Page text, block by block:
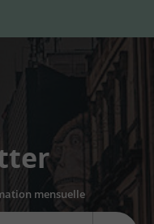
mensuelle